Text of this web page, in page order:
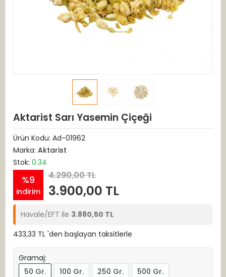
Aktarist Sarı Yasemin Çiçeği
Ürün Kodu: Ad-01962
Marka: Aktarist
Stok: 0.34
%9
indirim
4.290,00 TL
3.900,00 TL
Havale/EFT ile 3.880,50 TL
433,33 TL 'den başlayan taksitlerle
Gramaj:
50 Gr.
100 Gr. 250 Gr.
500 Gr.